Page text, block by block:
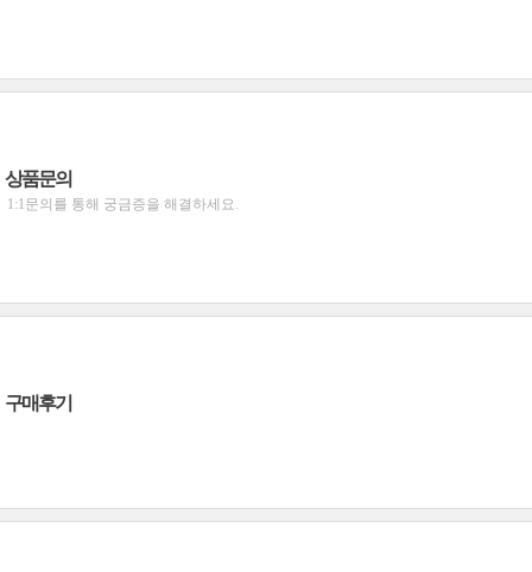
상품문의
1:1문의를 통해 궁금증을 해결하세요.
구매후기